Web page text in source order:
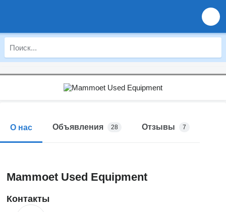
О нас Объявления 28 Отзывы 7
Mammoet Used Equipment
Контакты